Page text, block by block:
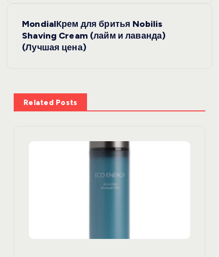
ц
и
MondialКрем для бритья Nobilis
Shaving Cream (лайм и лаванда)
(Лучшая цена)
Related Posts